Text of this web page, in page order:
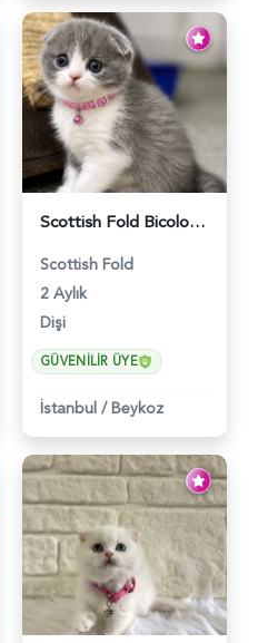
Scottish Fold Bicolor Lilac Dişi - 6014
Scottish Fold
2 Aylık
Dişi
GÜVENILIR ÜYE
İstanbul / Beykoz